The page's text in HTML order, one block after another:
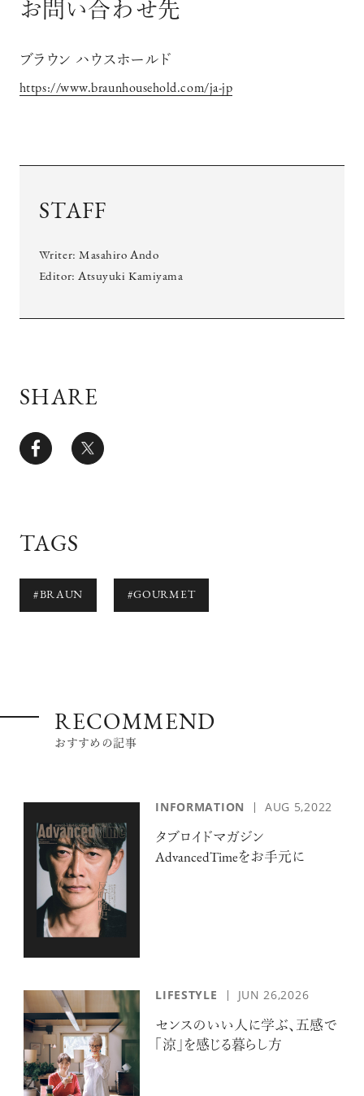
お問い合わせ先
ブラウン ハウスホールド
https://www.braunhousehold.com/ja-jp
STAFF
Writer: Masahiro Ando
Editor: Atsuyuki Kamiyama
SHARE
TAGS
#BRAUN #GOURMET
RECOMMEND
おすすめの記事
INFORMATION AUG 5,2022
タブロイドマガジン
AdvancedTimeをお手元に
LIFESTYLE JUN 26,2026
センスのいい人に学ぶ、五感で
「涼」を感じる暮らし方